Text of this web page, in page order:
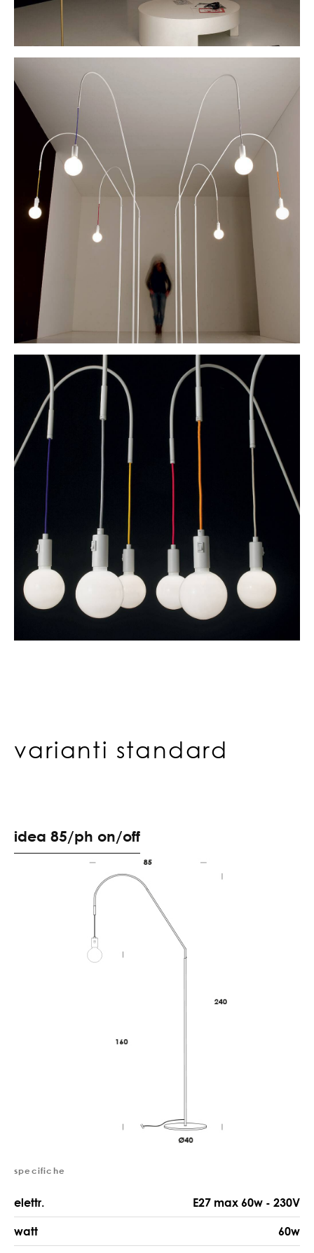
varianti standard
idea 85/ph on/off
specifiche
elettr. E27 max 60w - 230V
watt 60w